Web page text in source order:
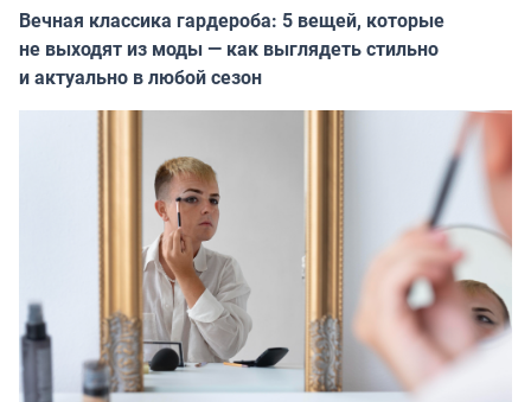
Вечная классика гардероба: 5 вещей, которые
не выходят из моды — как выглядеть стильно
и актуально в любой сезон